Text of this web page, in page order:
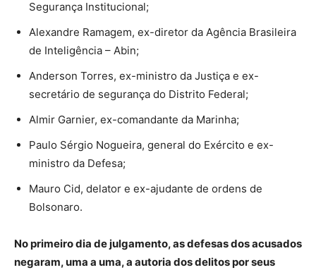
Segurança Institucional;
Alexandre Ramagem, ex-diretor da Agência Brasileira
de Inteligência – Abin;
Anderson Torres, ex-ministro da Justiça e ex-
secretário de segurança do Distrito Federal;
Almir Garnier, ex-comandante da Marinha;
Paulo Sérgio Nogueira, general do Exército e ex-
ministro da Defesa;
Mauro Cid, delator e ex-ajudante de ordens de
Bolsonaro.
No primeiro dia de julgamento, as defesas dos acusados
negaram, uma a uma, a autoria dos delitos por seus